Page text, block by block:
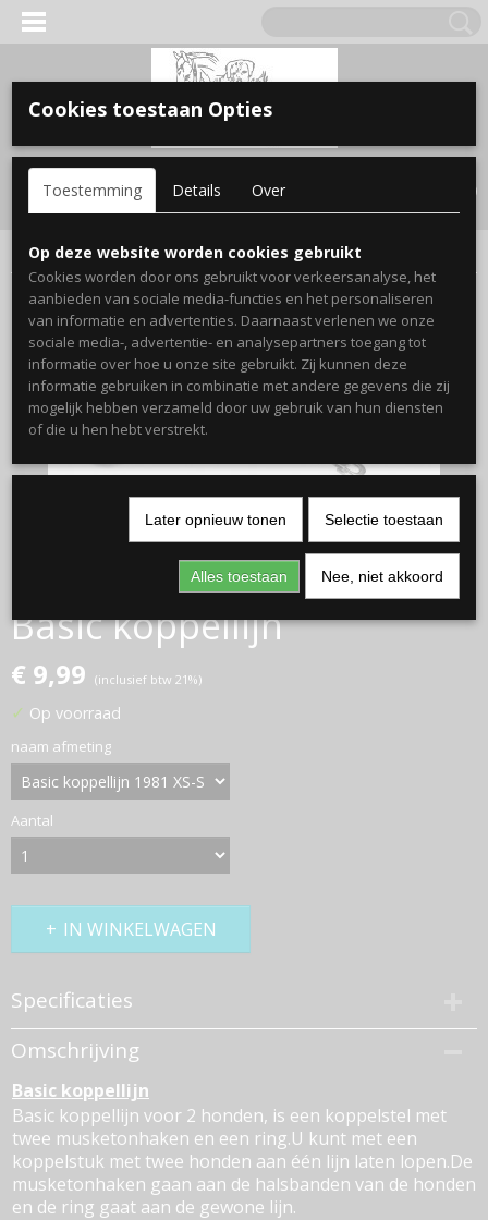
Inloggen Registreren
(0)
Home >Hond>accesoires>Basic koppellijn
Basic koppellijn
€ 9,99 (inclusief btw 21%)
✓ Op voorraad
naam afmeting
Aantal
IN WINKELWAGEN
Specificaties
Productcode
489-336
Bruto gewicht
0,40 Kg
Omschrijving
Basic koppellijn
Basic koppellijn voor 2 honden, is een koppelstel met
twee musketonhaken en een ring.U kunt met een
koppelstuk met twee honden aan één lijn laten lopen.De
musketonhaken gaan aan de halsbanden van de honden
en de ring gaat aan de gewone lijn.
Cookies toestaan Opties
Toestemming Details Over
Op deze website worden cookies gebruikt
Cookies worden door ons gebruikt voor verkeersanalyse, het
aanbieden van sociale media-functies en het personaliseren
van informatie en advertenties. Daarnaast verlenen we onze
sociale media-, advertentie- en analysepartners toegang tot
informatie over hoe u onze site gebruikt. Zij kunnen deze
informatie gebruiken in combinatie met andere gegevens die zij
mogelijk hebben verzameld door uw gebruik van hun diensten
of die u hen hebt verstrekt.
Later opnieuw tonen Selectie toestaan
Alles toestaan Nee, niet akkoord